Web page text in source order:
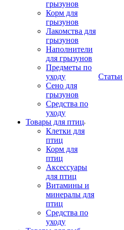
грызунов
Корм для
грызунов
Лакомства для
грызунов
Наполнители
для грызунов
Предметы по
уходу
Сено для
грызунов
Средства по
уходу
Товары для птиц
Клетки для
птиц
Корм для
птиц
Аксессуары
для птиц
Витамины и
минералы для
птиц
Средства по
уходу
Статьи